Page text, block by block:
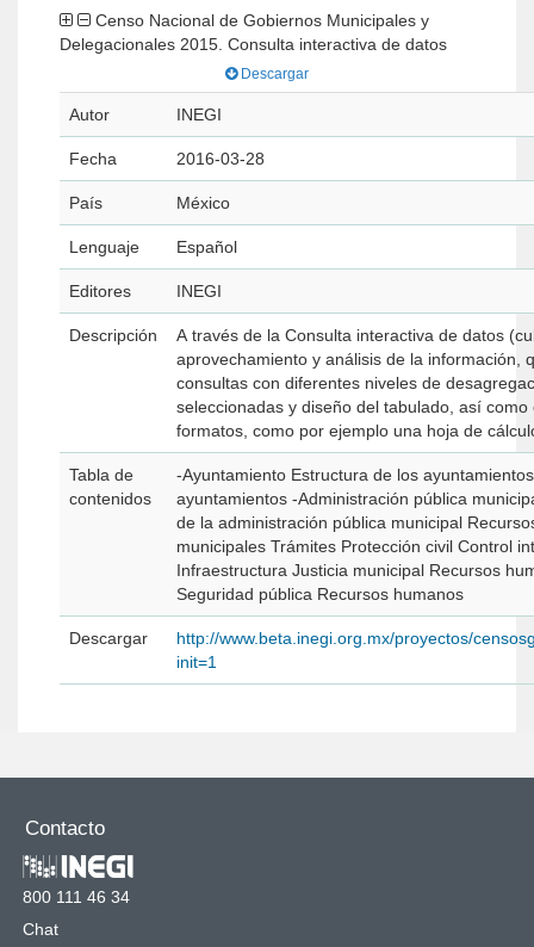
Delegacionales 2015. Consulta interactiva de datos
Descargar
Autor INEGI
Fecha 2016-03-28
País México
Lenguaje Español
Editores INEGI
Descripción
A través de la Consulta interactiva de datos
aprovechamiento y análisis de la información,
consultas con diferentes niveles de
seleccionadas y diseño del tabulado, así
formatos, como por ejemplo una hoja de
Tabla de
contenidos
-Ayuntamiento Estructura de los
ayuntamientos -Administración pública municipal o delegacional Estructura organizacional
de la administración pública municipal
municipales Trámites Protección civil Control interno
Infraestructura Justicia municipal Recursos humanos -Seguridad pública
Seguridad pública Recursos humanos
Descargar
http://www.beta.inegi.org.mx/proyectos/
init=1
Contacto
800 111 46 34
Chat